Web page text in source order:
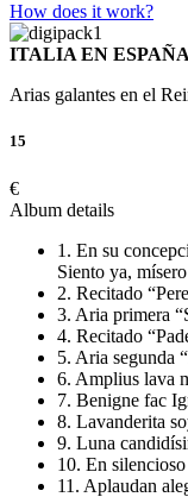
How does it work?
ITALIA EN
Arias galantes en el
15
€
Album details
1. En su
Siento ya,
2. Recitado
3. Aria primera
4. Recitado
5. Aria segunda
6. Amplius lava
7. Benigne fac
8. Lavanderita
9. Luna
10. En
11. Aplaudan